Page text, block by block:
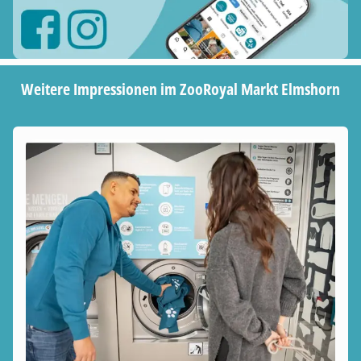
Weitere Impressionen im ZooRoyal Markt Elmshorn